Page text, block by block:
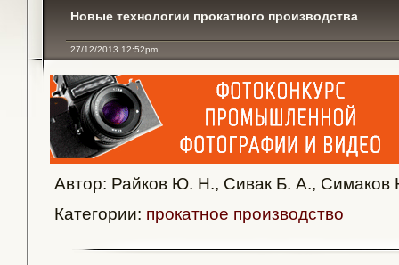
Новые технологии прокатного производства
27/12/2013 12:52pm
Автор: Райков Ю. Н., Сивак Б. А.,
Категории: прокатное производство